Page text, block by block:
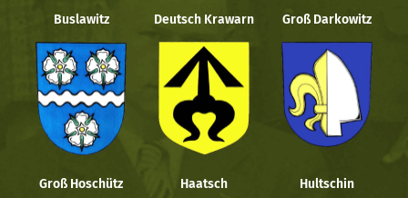
Buslawitz Deutsch Krawarn Groß Darkowitz
Groß Hoschütz Haatsch Hultschin